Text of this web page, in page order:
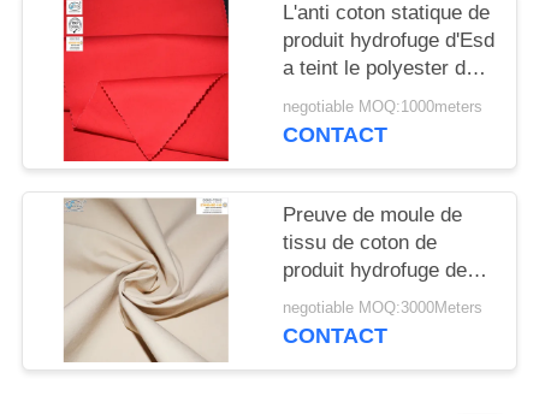
L'anti coton statique de
produit hydrofuge d'Esd
a teint le polyester du
tissu 260gsm 6535
negotiable MOQ:1000meters
CONTACT
Preuve de moule de
tissu de coton de
produit hydrofuge de
plaine du comité
technique 210gsm pour
negotiable MOQ:3000Meters
CONTACT